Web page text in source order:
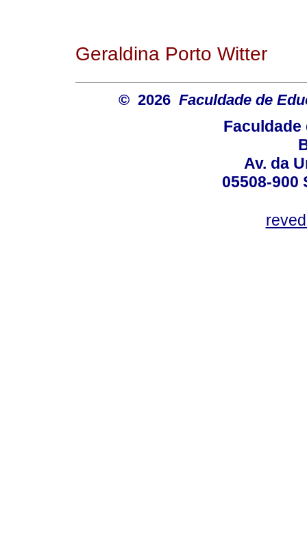
Geraldina Porto Witter
© 2026 Faculdade de
Faculdade
Av. da
05508-900